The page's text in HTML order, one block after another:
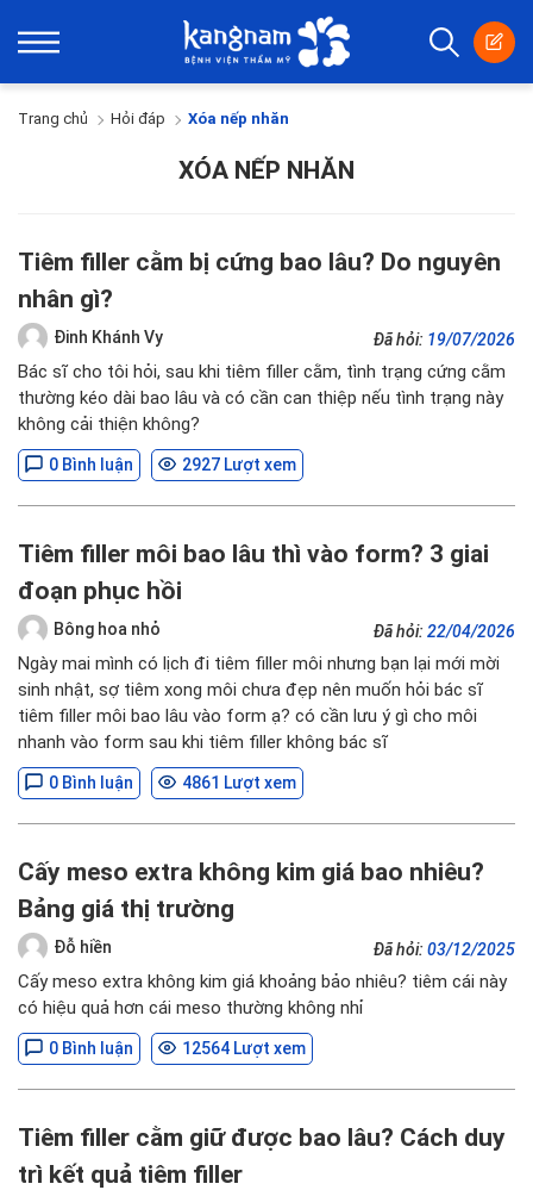
Trang chủ Hỏi đáp Xóa nếp nhăn
XÓA NẾP NHĂN
Tiêm filler cằm bị cứng bao lâu? Do nguyên
nhân gì?
Đinh Khánh Vy Đã hỏi: 19/07/2026
Bác sĩ cho tôi hỏi, sau khi tiêm filler cằm, tình trạng cứng cằm
thường kéo dài bao lâu và có cần can thiệp nếu tình trạng này
không cải thiện không?
0 Bình luận 2927 Lượt xem
Tiêm filler môi bao lâu thì vào form? 3 giai
đoạn phục hồi
Bông hoa nhỏ Đã hỏi: 22/04/2026
Ngày mai mình có lịch đi tiêm filler môi nhưng bạn lại mới mời
sinh nhật, sợ tiêm xong môi chưa đẹp nên muốn hỏi bác sĩ
tiêm filler môi bao lâu vào form ạ? có cần lưu ý gì cho môi
nhanh vào form sau khi tiêm filler không bác sĩ
0 Bình luận 4861 Lượt xem
Cấy meso extra không kim giá bao nhiêu?
Bảng giá thị trường
Đỗ hiền Đã hỏi: 03/12/2025
Cấy meso extra không kim giá khoảng bảo nhiêu? tiêm cái này
có hiệu quả hơn cái meso thường không nhỉ
0 Bình luận 12564 Lượt xem
Tiêm filler cằm giữ được bao lâu? Cách duy
trì kết quả tiêm filler